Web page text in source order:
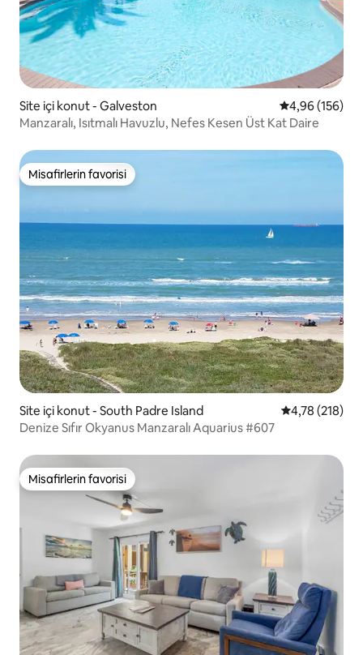
Site içi konut - Galveston 5 üzerinden
4,96 (156)
Manzaralı, Isıtmalı Havuzlu, Nefes Kesen Üst Kat Daire
Misafirlerin favorisi
Misafirlerin favorisi
Site içi konut - South Padre Island 5 üzerinden
4,78 (218)
Denize Sıfır Okyanus Manzaralı Aquarius #607
Misafirlerin favorisi
Misafirlerin favorisi